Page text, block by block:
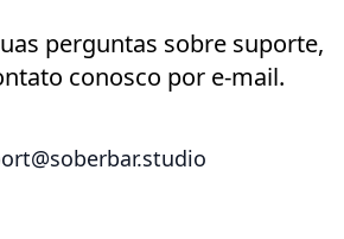
perguntas sobre suporte,
conosco por e-mail.